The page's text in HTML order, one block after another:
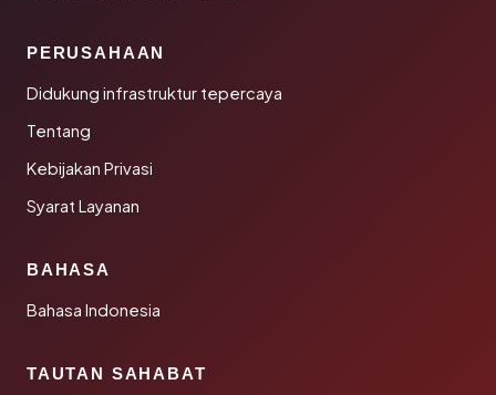
PERUSAHAAN
Didukung infrastruktur tepercaya
Tentang
Kebijakan Privasi
Syarat Layanan
BAHASA
Bahasa Indonesia
TAUTAN SAHABAT